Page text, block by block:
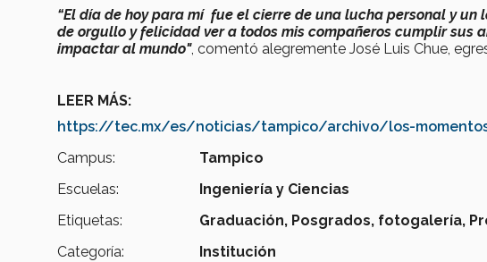
“El día de hoy para mí fue el cierre de una lucha personal y un
de orgullo y felicidad ver a todos mis compañeros cumplir sus
impactar al mundo", comentó alegremente José Luis Chue,
LEER MÁS:
https://tec.mx/es/noticias/tampico/archivo/los-
Campus:
Tampico
Escuelas:
Ingeniería y Ciencias
Etiquetas:
Graduación, Posgrados, fotogalería,
Categoría:
Institución